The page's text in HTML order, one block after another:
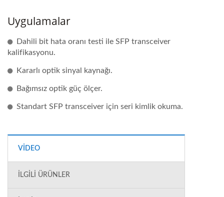
Uygulamalar
Dahili bit hata oranı testi ile SFP transceiver
kalifikasyonu.
Kararlı optik sinyal kaynağı.
Bağımsız optik güç ölçer.
Standart SFP transceiver için seri kimlik okuma.
VIDEO
İLGILI ÜRÜNLER